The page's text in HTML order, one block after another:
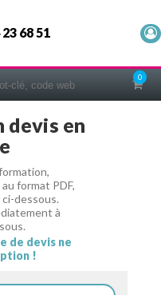
68 51
0
devis en
format PDF,
dessous.
à
de devis ne
!